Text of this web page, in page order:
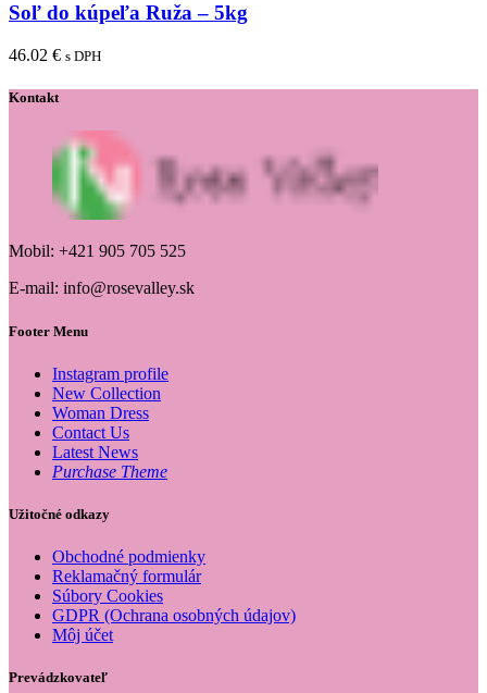
Soľ do kúpeľa Ruža – 5kg
46.02 € s DPH
Kontakt
Mobil: +421 905 705 525
E-mail: info@rosevalley.sk
Footer Menu
Instagram profile
New Collection
Woman Dress
Contact Us
Latest News
Purchase Theme
Užitočné odkazy
Obchodné podmienky
Reklamačný formulár
Súbory Cookies
GDPR (Ochrana osobných údajov)
Môj účet
Prevádzkovateľ